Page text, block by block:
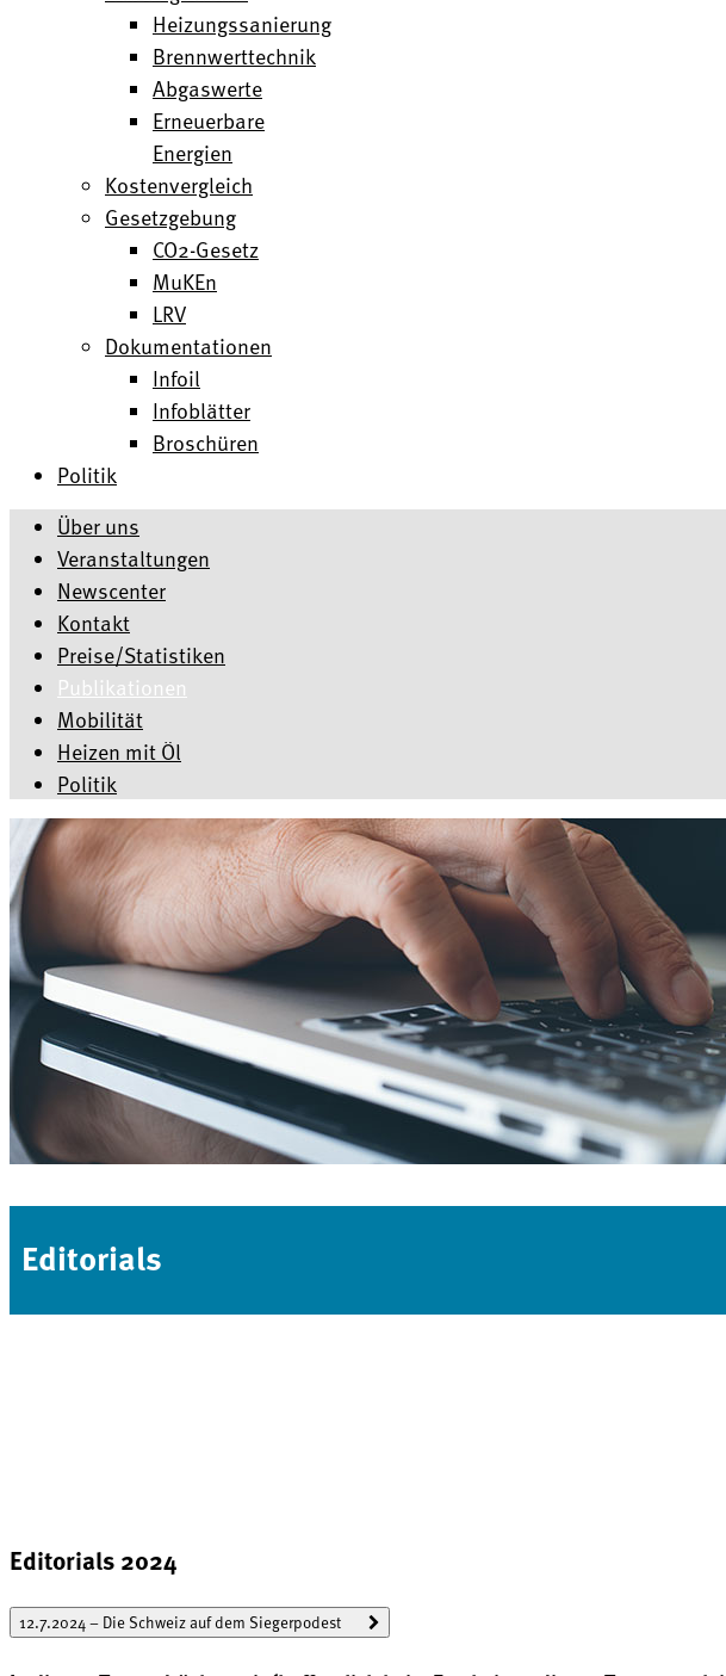
Heizungssanierung
Brennwerttechnik
Abgaswerte
Erneuerbare
Energien
Kostenvergleich
Gesetzgebung
CO2-Gesetz
MuKEn
LRV
Dokumentationen
Infoil
Infoblätter
Broschüren
Politik
Über uns
Veranstaltungen
Newscenter
Kontakt
Preise/Statistiken
Publikationen
Mobilität
Heizen mit Öl
Politik
Editorials
Editorials 2024
12.7.2024 – Die Schweiz auf dem Siegerpodest